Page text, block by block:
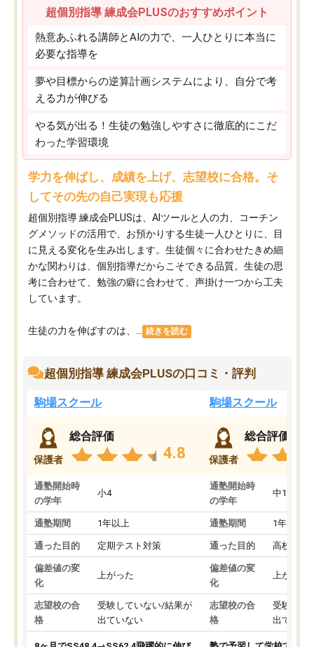
超個別指導 練成会PLUSのおすすめポイント
熱意あふれる講師とAIの力で、一人ひとりに本当に
必要な指導を
夢や目標からの逆算計画システムにより、自分で考
える力が伸びる
やる気が出る！生徒の勉強しやすさに徹底的にこだ
わった学習環境
学力を伸ばし、成績を上げ、志望校に合格。そ
してその先の自己実現も応援
超個別指導 練成会PLUSは、AIツールと人の力、コーチン
グメソッドの活用で、お預かりする生徒一人ひとりに、目
に見える変化を生み出します。生徒個々に合わせたきめ細
かな関わりは、個別指導だからこそできる品質。生徒の思
考に合わせて、勉強の癖に合わせて、声掛け一つから工夫
しています。
生徒の力を伸ばすのは、... 続きを読む
超個別指導 練成会PLUSの口コミ・評判
駒場スクール
保護者
総合評価
4.8
通塾開始時
の学年
小4
通塾期間 1年以上
通った目的 定期テスト対策
偏差値の変
化
上がった
志望校の合
格
受験していない/結果が
出ていない
駒場スクール
保護者
総合評価
通塾開始時
の学年
中1
通塾期間 1年以上
通った目的 高校受験
偏差値の変
化
上がった
志望校の合
格
受験して
出ていな